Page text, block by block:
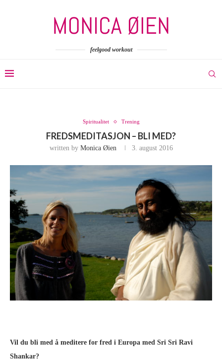
feelgood workout
Spiritualitet Trening
FREDSMEDITASJON – BLI MED?
written by Monica Øien 3. august 2016
Vil du bli med å meditere for fred i Europa med Sri Sri Ravi
Shankar?